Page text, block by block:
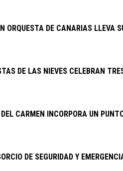
DE LA ANTENA DE
DE RESPIRO FAMILIAR DE SAN
MILLONES DE EUROS DE
POR MÁS DE 6,4
ORQUESTA DE CANARIAS LLEVA
DE LAS NIEVES CELEBRAN
CARMEN INCORPORA UN
DE SEGURIDAD Y